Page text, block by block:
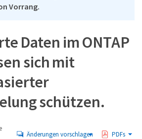
Vorrang.
Daten im ONTAP
sich mit
schützen.
Änderungen vorschlagen PDFs